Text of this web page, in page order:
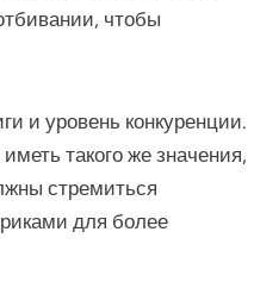
чтобы
и уровень конкуренции.
такого же значения,
стремиться
для более